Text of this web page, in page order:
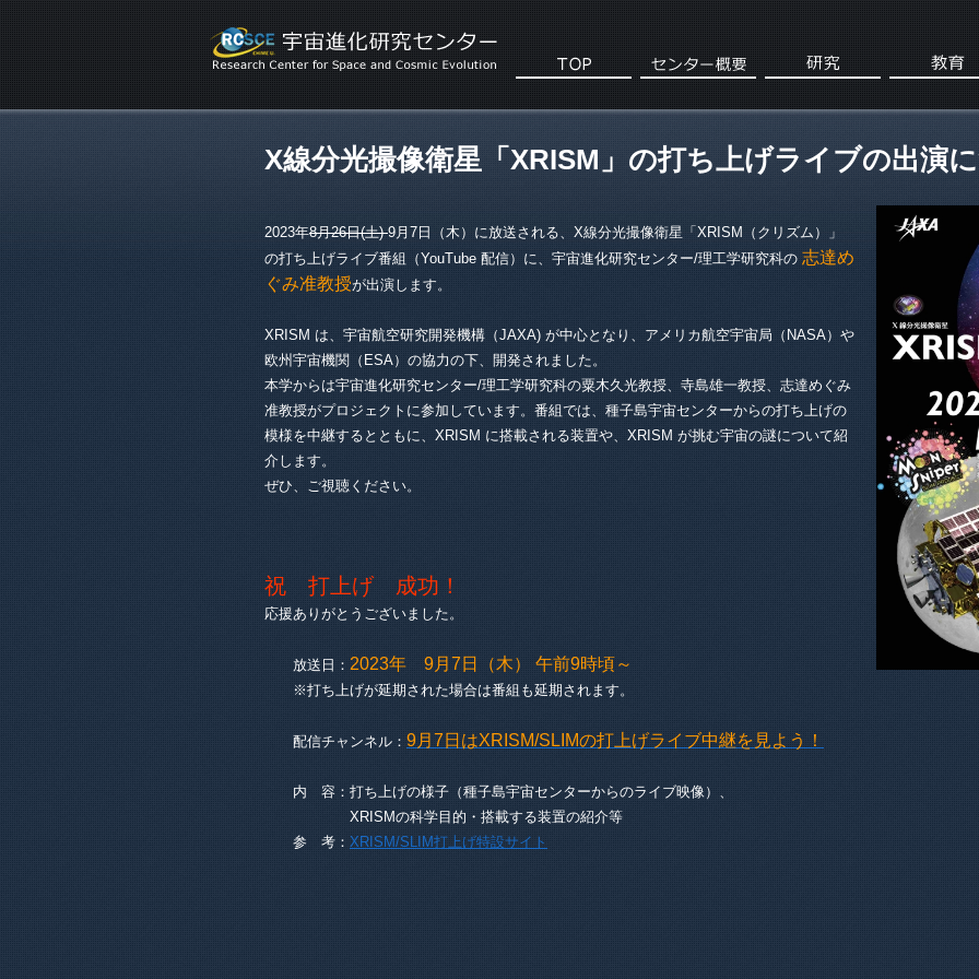
X線分光撮像衛星「XRISM」の打ち上げライブの出演
2023年8月26日(土)9月7日（木）に放送される、X線分光撮像衛星「XRISM（クリズム）」
の打ち上げライブ番組（YouTube 配信）に、宇宙進化研究センター/理工学研究科の 志達め
ぐみ准教授が出演します。
XRISM は、宇宙航空研究開発機構（JAXA) が中心となり、アメリカ航空宇宙局（NASA）や
欧州宇宙機関（ESA）の協力の下、開発されました。
本学からは宇宙進化研究センター/理工学研究科の粟木久光教授、寺島雄一教授、志達めぐみ
准教授がプロジェクトに参加しています。番組では、種子島宇宙センターからの打ち上げの
模様を中継するとともに、XRISM に搭載される装置や、XRISM が挑む宇宙の謎について紹
介します。
ぜひ、ご視聴ください。
祝 打上げ 成功！
応援ありがとうございました。
放送日： 2023年 9月7日（木） 午前9時頃～
※打ち上げが延期された場合は番組も延期されます。
配信チャンネル： 9月7日はXRISM/SLIMの打上げライブ中継を見よう！
内 容：打ち上げの様子（種子島宇宙センターからのライブ映像）、
XRISMの科学目的・搭載する装置の紹介等
参 考： XRISM/SLIM打上げ特設サイト